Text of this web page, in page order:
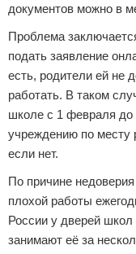
документов можно в
Проблема
подать заявление
есть, родители ей не
работать. В таком
школе с 1 февраля
учреждению по месту
если нет.
По причине
плохой работы
России у дверей
занимают её за